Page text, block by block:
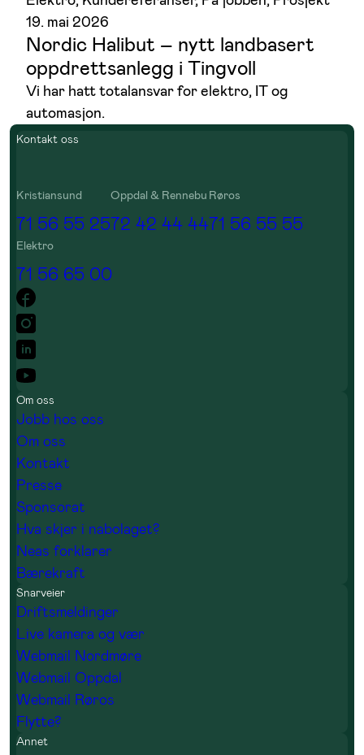
19. mai 2026
Nordic Halibut – nytt landbasert
oppdrettsanlegg i Tingvoll
Vi har hatt totalansvar for elektro, IT og
automasjon.
Kontakt oss
Kristiansund
71 56 55 25
Oppdal & Rennebu
72 42 44 44
Røros
71 56 55 55
Elektro
71 56 65 00
Om oss
Jobb hos oss
Om oss
Kontakt
Presse
Sponsorat
Hva skjer i nabolaget?
Neas forklarer
Bærekraft
Snarveier
Driftsmeldinger
Live kamera og vær
Webmail Nordmøre
Webmail Oppdal
Webmail Røros
Flytte?
Annet